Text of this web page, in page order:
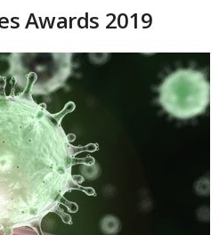
Awards 2019